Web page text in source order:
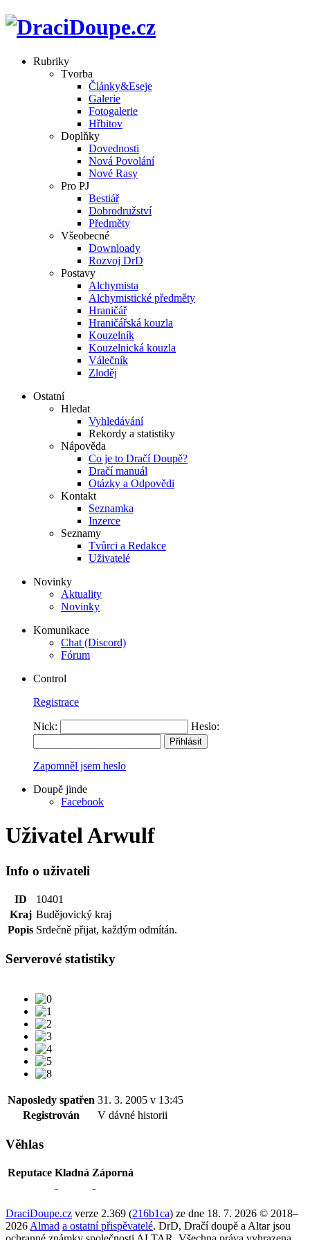
Rubriky
Tvorba
Články&Eseje
Galerie
Fotogalerie
Hřbitov
Doplňky
Dovednosti
Nová Povolání
Nové Rasy
Pro PJ
Bestiář
Dobrodružství
Předměty
Všeobecné
Downloady
Rozvoj DrD
Postavy
Alchymista
Alchymistické předměty
Hraničář
Hraničářská kouzla
Kouzelník
Kouzelnická kouzla
Válečník
Zloděj
Ostatní
Hledat
Vyhledávání
Rekordy a statistiky
Nápověda
Co je to Dračí Doupě?
Dračí manuál
Otázky a Odpovědi
Kontakt
Seznamka
Inzerce
Seznamy
Tvůrci a Redakce
Uživatelé
Novinky
Aktuality
Novinky
Komunikace
Chat (Discord)
Fórum
Control
Registrace
Nick: Heslo:
Zapomněl jsem heslo
Doupě jinde
Facebook
Uživatel Arwulf
Info o uživateli
ID
10401
Kraj Budějovický kraj
Popis Srdečně přijat, každým odmítán.
Serverové statistiky
Naposledy spatřen 31. 3. 2005 v 13:45
Registrován
V dávné historii
Věhlas
Reputace Kladná Záporná
-
-
DraciDoupe.cz verze 2.369 (216b1ca) ze dne 18. 7. 2026 © 2018–
2026 Almad a ostatní přispěvatelé. DrD, Dračí doupě a Altar jsou